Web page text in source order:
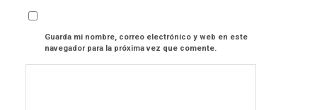
Guarda mi nombre, correo electrónico y web en este
navegador para la próxima vez que comente.